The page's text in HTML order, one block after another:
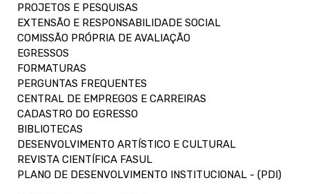
PROJETOS E PESQUISAS
EXTENSÃO E RESPONSABILIDADE SOCIAL
COMISSÃO PRÓPRIA DE AVALIAÇÃO
EGRESSOS
FORMATURAS
PERGUNTAS FREQUENTES
CENTRAL DE EMPREGOS E CARREIRAS
CADASTRO DO EGRESSO
BIBLIOTECAS
DESENVOLVIMENTO ARTÍSTICO E CULTURAL
REVISTA CIENTÍFICA FASUL
PLANO DE DESENVOLVIMENTO INSTITUCIONAL - (PDI)